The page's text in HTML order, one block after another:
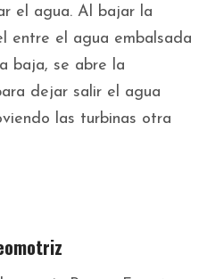
el agua. Al bajar la
entre el agua embalsada
baja, se abre la
dejar salir el agua
las turbinas otra